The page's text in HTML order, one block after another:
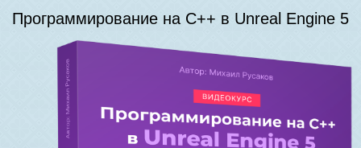
Программирование на C++ в Unreal Engine 5